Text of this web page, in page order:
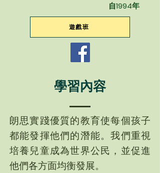
自1994年
遊戲班
學習內容
朗思實踐優質的教育使每個孩子
都能發揮他們的潛能。我們重視
培養兒童成為世界公民，並促進
他們各方面均衡發展。